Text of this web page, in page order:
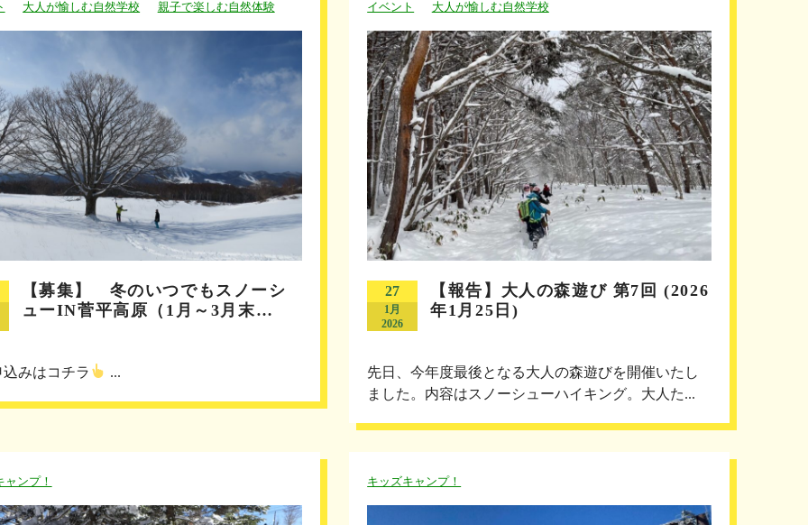
大人が愉しむ自然学校 親子で楽しむ自然体験
【募集】 冬のいつでもスノーシ
ューIN菅平高原（1月～3月末…
込みはコチラ ...
イベント 大人が愉しむ自然学校
27
1月
2026
【報告】大人の森遊び 第7回 (2026
年1月25日)
先日、今年度最後となる大人の森遊びを開催いたし
ました。内容はスノーシューハイキング。大人た...
ャンプ！ キッズキャンプ！